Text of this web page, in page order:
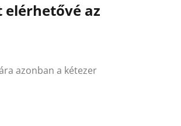
az
azonban a kétezer